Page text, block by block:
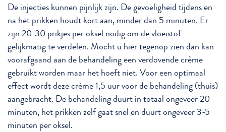
De injecties kunnen pijnlijk zijn. De gevoeligheid tijdens en
na het prikken houdt kort aan, minder dan 5 minuten. Er
zijn 20-30 prikjes per oksel nodig om de vloeistof
gelijkmatig te verdelen. Mocht u hier tegenop zien dan kan
voorafgaand aan de behandeling een verdovende crème
gebruikt worden maar het hoeft niet. Voor een optimaal
effect wordt deze crème 1,5 uur voor de behandeling (thuis)
aangebracht. De behandeling duurt in totaal ongeveer 20
minuten, het prikken zelf gaat snel en duurt ongeveer 3-5
minuten per oksel.